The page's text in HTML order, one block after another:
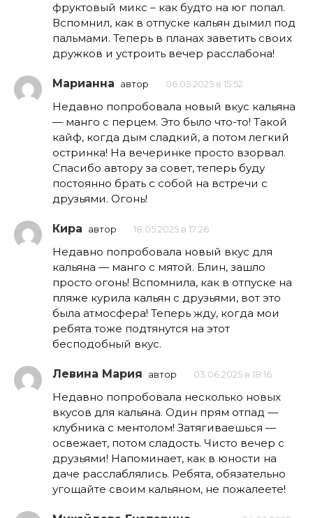
фруктовый микс – как будто на юг попал.
Вспомнил, как в отпуске кальян дымил под
пальмами. Теперь в планах заветить своих
дружков и устроить вечер расслабона!
Марианна автор 06.05.2025 в 15:52
Недавно попробовала новый вкус кальяна
— манго с перцем. Это было что-то! Такой
кайф, когда дым сладкий, а потом легкий
остринка! На вечеринке просто взорвал.
Спасибо автору за совет, теперь буду
постоянно брать с собой на встречи с
друзьями. Огонь!
Кира автор 18.05.2025 в 17:26
Недавно попробовала новый вкус для
кальяна — манго с мятой. Блин, зашло
просто огонь! Вспомнила, как в отпуске на
пляже курила кальян с друзьями, вот это
была атмосфера! Теперь жду, когда мои
ребята тоже подтянутся на этот
бесподобный вкус.
Левина Мария автор 03.06.2025 в 18:16
Недавно попробовала несколько новых
вкусов для кальяна. Один прям отпад —
клубника с ментолом! Затягиваешься —
освежает, потом сладость. Чисто вечер с
друзьями! Напоминает, как в юности на
даче расслаблялись. Ребята, обязательно
угощайте своим кальяном, не пожалеете!